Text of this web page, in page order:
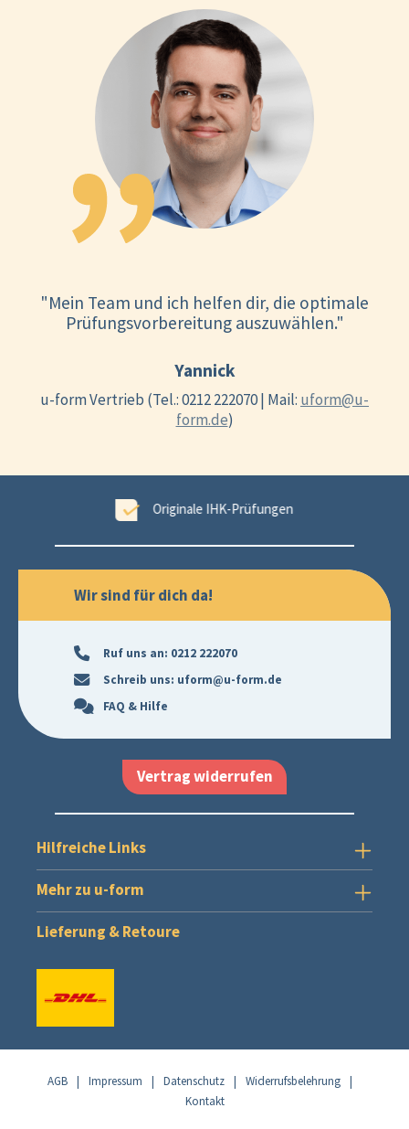
"Mein Team und ich helfen dir, die optimale
Prüfungsvorbereitung auszuwählen."
Yannick
u-form Vertrieb (Tel.: 0212 222070 | Mail: uform@u-
form.de)
Originale IHK-Prüfungen
Wir sind für dich da!
Ruf uns an: 0212 222070
Schreib uns: uform@u-form.de
FAQ & Hilfe
Vertrag widerrufen
Hilfreiche Links
Mehr zu u-form
Lieferung & Retoure
AGB | Impressum | Datenschutz | Widerrufsbelehrung |
Kontakt